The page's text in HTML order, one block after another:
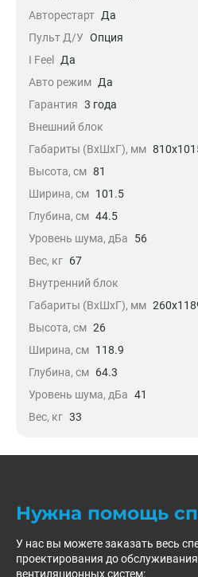
Авторестарт Да
Пульт Д/У Опция
I Feel
Да
Авто режим Да
Гарантия 3 года
Внешний блок
Габариты (ВхШхГ), мм
Высота, см 81
Ширина, см 101.5
Глубина, см 44.5
Уровень шума, дБа
56
Вес, кг 67
Внутренний блок
Габариты (ВхШхГ), мм
Высота, см 26
Ширина, см 118.9
Глубина, см 64.3
Уровень шума, дБа 41
Вес, кг 33
Нужна помощь
У нас вы можете заказать весь
проектирования до
вентиляционных систем: